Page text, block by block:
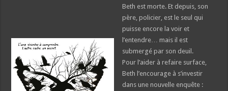
Beth est morte. Et depuis, son
père, policier, est le seul qui
puisse encore la voir et
l’entendre… mais il est
submergé par son deuil.
Pour l’aider à refaire surface,
Beth l’encourage à s’investir
dans une nouvelle enquête :